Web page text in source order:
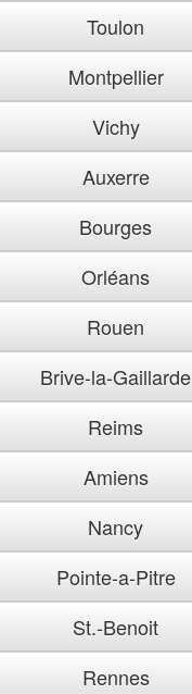
Toulon
Montpellier
Vichy
Auxerre
Bourges
Orléans
Rouen
Brive-la-Gaillarde
Reims
Amiens
Nancy
Pointe-a-Pitre
St.-Benoit
Rennes